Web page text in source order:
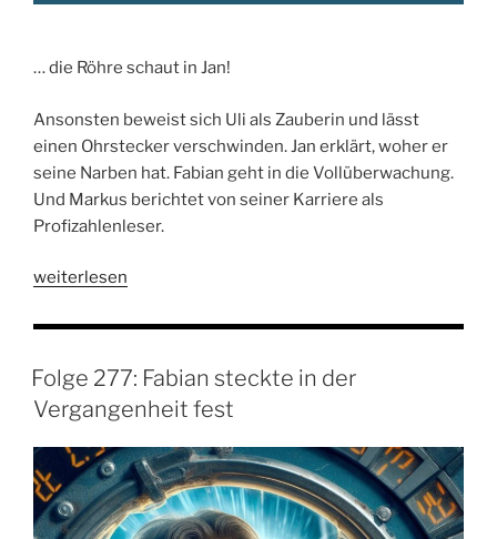
… die Röhre schaut in Jan!
Ansonsten beweist sich Uli als Zauberin und lässt
einen Ohrstecker verschwinden. Jan erklärt, woher er
seine Narben hat. Fabian geht in die Vollüberwachung.
Und Markus berichtet von seiner Karriere als
Profizahlenleser.
„Folge
Jan
nicht
in
Röhre“
weiterlesen
Folge 277: Fabian steckte in der
Vergangenheit fest